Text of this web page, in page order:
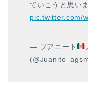
ていこうと思いま
pic.twitter.com/
— フアニート